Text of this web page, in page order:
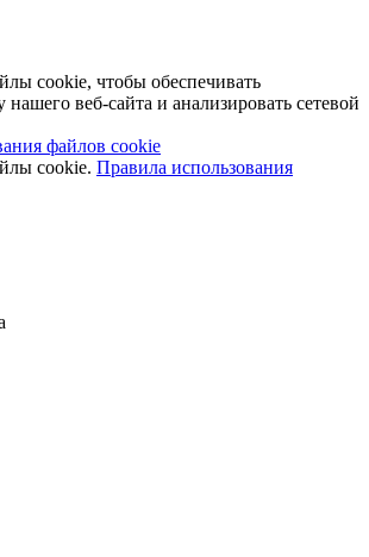
cookie, чтобы обеспечивать
веб-сайта и анализировать сетевой
файлов cookie
cookie. Правила использования